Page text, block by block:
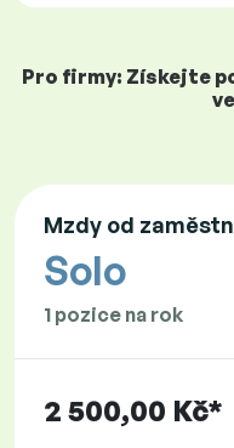
Pro firmy: Získejte
Mzdy od
Solo
1 pozice na rok
2 500,00 Kč*